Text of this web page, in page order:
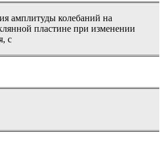
амплитуды колебаний на
пластине при изменении
с